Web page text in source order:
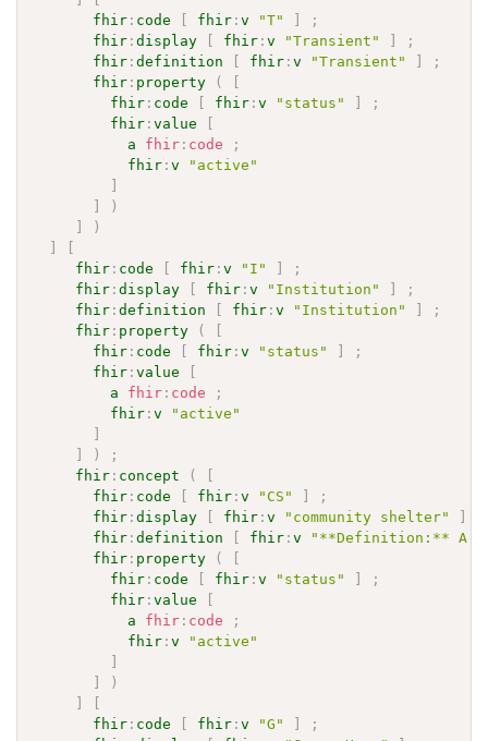
fhir : code fhir :v "T"
;
fhir :display fhir :v "Transient"
;
fhir :definition fhir :v "Transient"
;
fhir : property (
fhir : code fhir :v "status"
;
fhir :value
a
fhir : code
;
fhir :v
"active"
)
)
fhir : code fhir :v "I"
;
fhir :display fhir :v "Institution"
;
fhir :definition fhir :v "Institution"
;
fhir : property (
fhir : code fhir :v "status"
;
fhir :value
a
fhir : code
;
fhir :v
"active"
)
;
fhir : concept (
fhir : code fhir :v "CS"
;
fhir :display fhir :v "community shelter"
fhir :definition fhir :v
"**Definition:** A
fhir : property (
fhir : code fhir :v "status"
;
fhir :value
a
fhir : code
;
fhir :v
"active"
)
fhir : code fhir :v "G"
;